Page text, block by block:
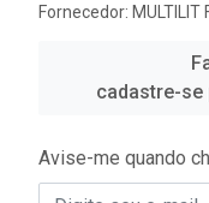
Fornecedor: MULTILIT
cadastre-se
Avise-me quando